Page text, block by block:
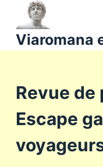
a
o
Viaromana
Revue de
Escape